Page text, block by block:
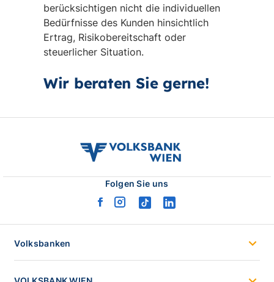
berücksichtigen nicht die individuellen
Bedürfnisse des Kunden hinsichtlich
Ertrag, Risikobereitschaft oder
steuerlicher Situation.
Wir beraten Sie gerne!
volksbank
wien
Folgen Sie uns
facebook
instagram
tiktoklinkedin
Volksbanken